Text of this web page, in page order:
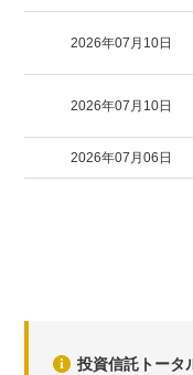
2026年07月10日
2026年07月10日
2026年07月06日
投資信託トータ